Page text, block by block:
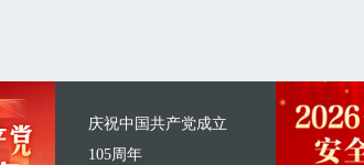
庆祝中国共产党成立
105周年